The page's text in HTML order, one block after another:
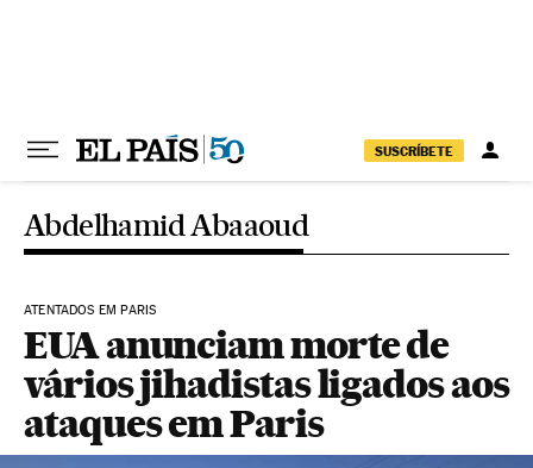
SUSCRÍBETE
Abdelhamid Abaaoud
ATENTADOS EM PARIS
EUA anunciam morte de
vários jihadistas ligados aos
ataques em Paris